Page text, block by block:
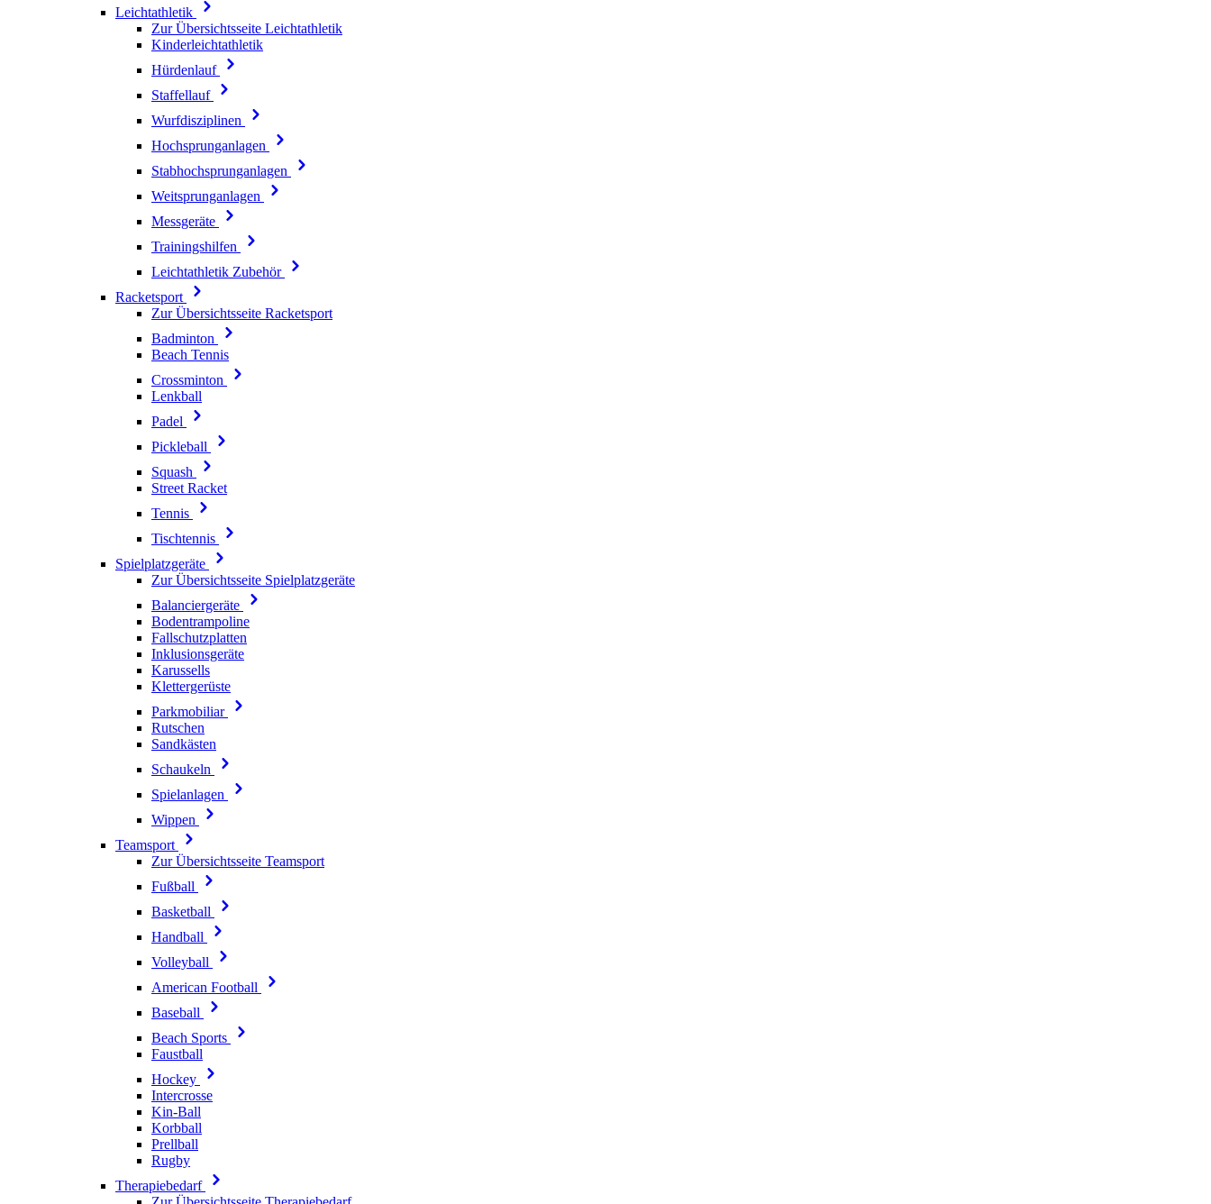
Leichtathletik
Zur Übersichtsseite Leichtathletik
Kinderleichtathletik
Hürdenlauf
Staffellauf
Wurfdisziplinen
Hochsprunganlagen
Stabhochsprunganlagen
Weitsprunganlagen
Messgeräte
Trainingshilfen
Leichtathletik Zubehör
Racketsport
Zur Übersichtsseite Racketsport
Badminton
Beach Tennis
Crossminton
Lenkball
Padel
Pickleball
Squash
Street Racket
Tennis
Tischtennis
Spielplatzgeräte
Zur Übersichtsseite Spielplatzgeräte
Balanciergeräte
Bodentrampoline
Fallschutzplatten
Inklusionsgeräte
Karussells
Klettergerüste
Parkmobiliar
Rutschen
Sandkästen
Schaukeln
Spielanlagen
Wippen
Teamsport
Zur Übersichtsseite Teamsport
Fußball
Basketball
Handball
Volleyball
American Football
Baseball
Beach Sports
Faustball
Hockey
Intercrosse
Kin-Ball
Korbball
Prellball
Rugby
Therapiebedarf